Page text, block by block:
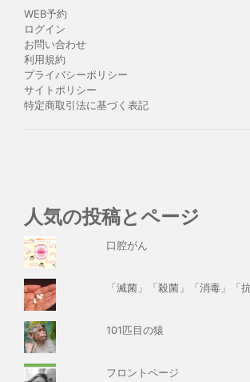
WEB予約
ログイン
お問い合わせ
利用規約
プライバシーポリシー
サイトポリシー
特定商取引法に基づく表記
人気の投稿とページ
口腔がん
「滅菌」「殺菌」「消毒」「
101匹目の猿
フロントページ